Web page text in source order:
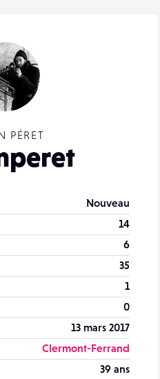
PÉRET
Nouveau
14
6
35
1
0
13 mars 2017
Clermont-Ferrand
39 ans